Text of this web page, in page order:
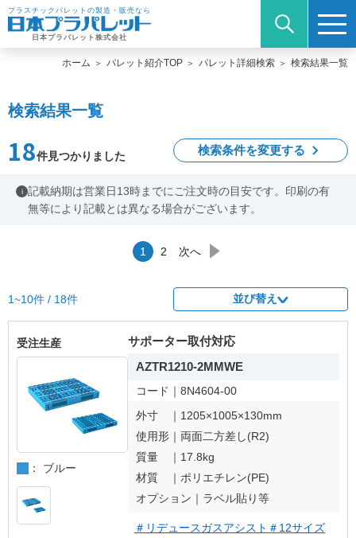
プラスチックパレットの製造・販売なら
日本プラパレット株式会社
ホーム パレット紹介TOP パレット詳細検索 検索結果一覧
検索結果一覧
18件見つかりました 検索条件を変更する
i 記載納期は営業日13時までにご注文時の目安です。印刷の有
無等により記載とは異なる場合がございます。
1 2 次へ
1~10件 / 18件 並び替え
受注生産
： ブルー
サポーター取付対応
AZTR1210-2MMWE
コード｜ 8N4604-00
外寸 ｜ 1205×1005×130mm
使用形｜ 両面二方差し(R2)
質量 ｜ 17.8kg
材質 ｜ ポリエチレン(PE)
オプション｜ ラベル貼り等
＃リデュースガスアシスト ＃12サイズ